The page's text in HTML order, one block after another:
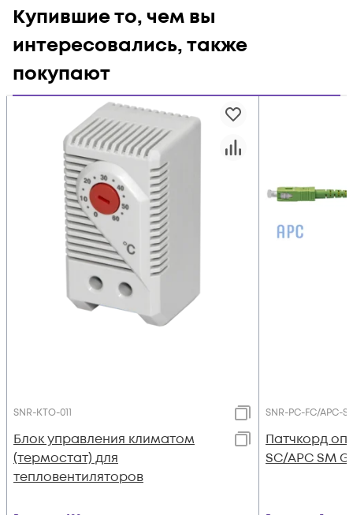
Купившие то, чем вы
интересовались, также
покупают
SNR-KTO-011
Блок управления климатом
(термостат) для
тепловентиляторов
SNR-PC-FC/APC-
Патчкорд
SC/APC SM